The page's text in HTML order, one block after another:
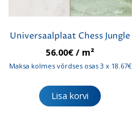
Universaalplaat Chess Jungle
56.00€ / m²
Maksa kolmes võrdses osas 3 x 18.67€
Lisa korvi